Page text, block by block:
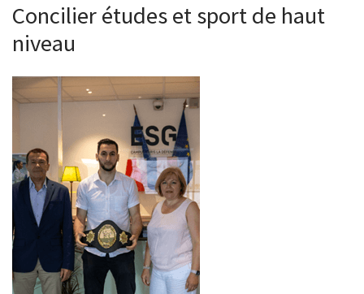
Concilier études et sport de haut
niveau